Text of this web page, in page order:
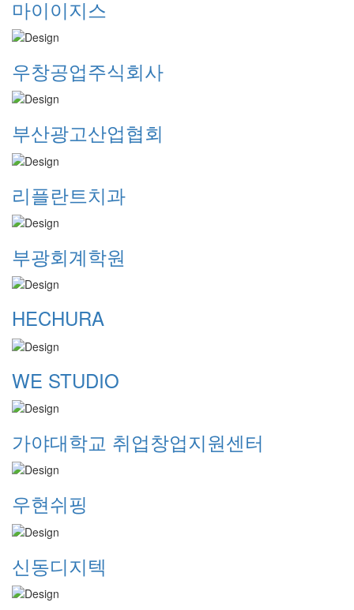
마이이지스
우창공업주식회사
부산광고산업협회
리플란트치과
부광회계학원
HECHURA
WE STUDIO
가야대학교 취업창업지원센터
우현쉬핑
신동디지텍